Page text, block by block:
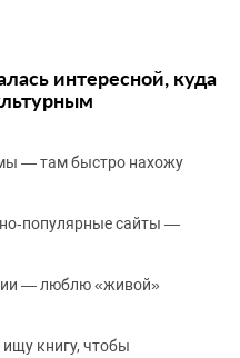
интересной, куда
— там быстро нахожу
сайты —
— люблю «живой»
книгу, чтобы